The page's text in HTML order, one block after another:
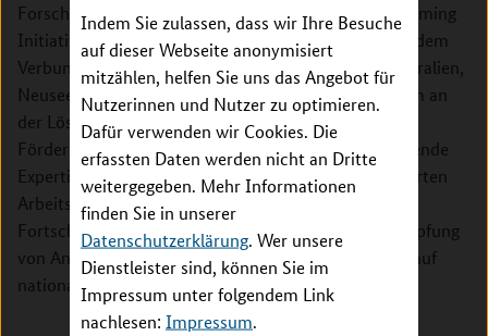
Indem Sie zulassen, dass wir Ihre Besuche
auf dieser Webseite anonymisiert
mitzählen, helfen Sie uns das Angebot für
Nutzerinnen und Nutzer zu optimieren.
Dafür verwenden wir Cookies. Die
erfassten Daten werden nicht an Dritte
weitergegeben. Mehr Informationen
finden Sie in unserer
Datenschutzerklärung. Wer unsere
Dienstleister sind, können Sie im
Impressum unter folgendem Link
nachlesen: Impressum.
Forschungsverbundes im Rahmen der Joint Programming
Initiative zu antimikrobieller Resistenz (JPIAMR). In dem
Verbund arbeiten Forschende aus Deutschland, Australien,
Neuseeland, Lettland und Großbritannien gemeinsam an
der Lösung dieser Forschungsfrage. Mit der
Fördermaßnahme wird das Ziel verfolgt, sich ergänzende
Expertisen und Ressourcen von einschlägig qualifizierten
Arbeitsgruppen zusammenzuführen. Dadurch sollen
Fortschritte bei Prävention, Surveillance und Bekämpfung
von Antibiotikaresistenzen erzielt werden, die allein auf
nationaler Ebene nicht zu erreichen sind.